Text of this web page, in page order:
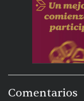
Comentarios